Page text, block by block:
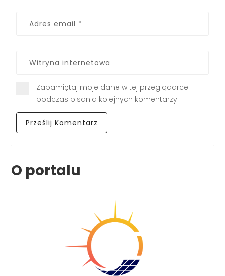
Zapamiętaj moje dane w tej przeglądarce
podczas pisania kolejnych komentarzy.
O portalu